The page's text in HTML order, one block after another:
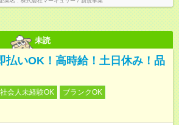
未読
払いOK！高時給！土日休み！品
社会人未経験OK
ブランクOK